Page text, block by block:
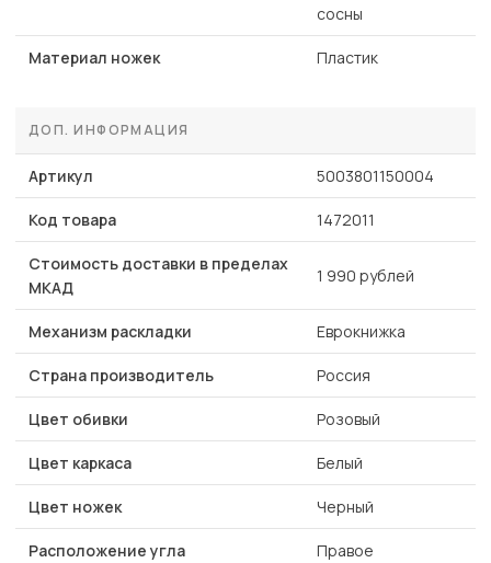
сосны
Материал ножек Пластик
ДОП. ИНФОРМАЦИЯ
Артикул 5003801150004
Код товара 1472011
Стоимость доставки в пределах
МКАД
1 990 рублей
Механизм раскладки Еврокнижка
Страна производитель Россия
Цвет обивки Розовый
Цвет каркаса Белый
Цвет ножек Черный
Расположение угла Правое